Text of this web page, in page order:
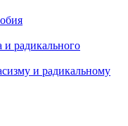
и радикального
и радикальному